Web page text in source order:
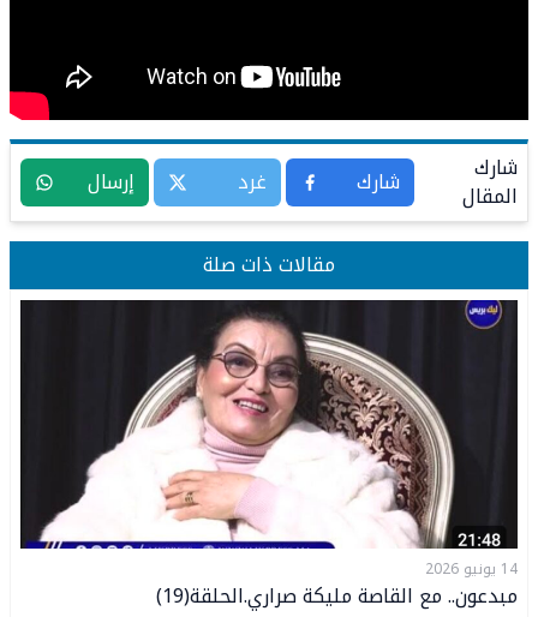
شارك
المقال شارك غرد إرسال
مقالات ذات صلة
14 يونيو 2026
مبدعون.. مع القاصة مليكة صراري.الحلقة(19)